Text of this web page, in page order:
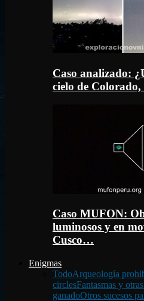
Caso analizado:
cielo de
Caso MUFON:
luminosos y en
Cusco…
Enigmas
TodoArqueología
circlesFantasmas y
ganadoOtros sucesos